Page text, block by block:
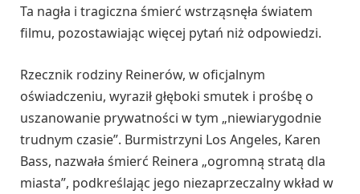
Ta nagła i tragiczna śmierć wstrząsnęła światem
filmu, pozostawiając więcej pytań niż odpowiedzi.
Rzecznik rodziny Reinerów, w oficjalnym
oświadczeniu, wyraził głęboki smutek i prośbę o
uszanowanie prywatności w tym „niewiarygodnie
trudnym czasie”. Burmistrzyni Los Angeles, Karen
Bass, nazwała śmierć Reinera „ogromną stratą dla
miasta”, podkreślając jego niezaprzeczalny wkład w